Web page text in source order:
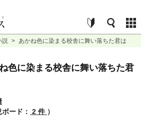
説 > あかね色に染まる校舎に舞い落ちた君は
色に染まる校舎に舞い落ちた君
ボード： 2 件 ）